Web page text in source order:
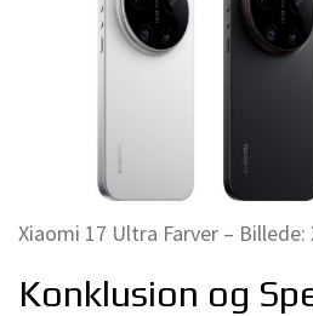
Xiaomi 17 Ultra Farver – Billede:
Konklusion og